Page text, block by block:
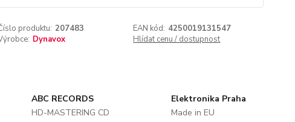
produktu: 207483 EAN kód: 4250019131547
Dynavox Hlídat cenu / dostupnost
ABC RECORDS
HD-MASTERING CD
Elektronika Praha
Made in EU